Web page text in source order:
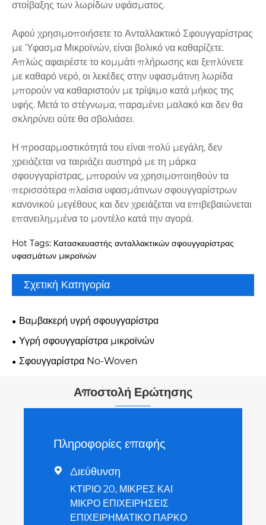
στοίβαξης των λωρίδων υφάσματος.
Αφού χρησιμοποιήσετε το Ανταλλακτικό Σφουγγαρίστρας
με Ύφασμα Μικροϊνών, είναι βολικό να καθαρίζετε.
Απλώς αφαιρέστε το κομμάτι πλήρωσης και ξεπλύνετε
με καθαρό νερό, οι λεκέδες στην υφασμάτινη λωρίδα
μπορούν να καθαριστούν με τρίψιμο κατά μήκος της
υφής. Μετά το στέγνωμα, παραμένει μαλακό και δεν θα
σκληρύνει ούτε θα σβολιάσει.
Η προσαρμοστικότητά του είναι πολύ μεγάλη, δεν
χρειάζεται να ταιριάζει αυστηρά με τη μάρκα
σφουγγαρίστρας, μπορούν να χρησιμοποιηθούν τα
περισσότερα πλαίσια υφασμάτινων σφουγγαρίστρων
κανονικού μεγέθους και δεν χρειάζεται να επιβεβαιώνεται
επανειλημμένα το μοντέλο κατά την αγορά.
Hot Tags: Κατασκευαστής ανταλλακτικών σφουγγαρίστρας
υφασμάτων μικροϊνών
Σχετική Κατηγορία
Βαμβακερή υγρή σφουγγαρίστρα
Υγρή σφουγγαρίστρα μικροϊνών
Σφουγγαρίστρα No-Woven
Αποστολή Ερώτησης
Πληροφορίες επαφής
 Διεύθυνση
ΚΤΙΡΙΟ 20, ΜΙΚΡΕΣ ΚΑΙ
ΜΙΚΡΟ ΕΠΙΧΕΙΡΗΣΕΙΣ
ΕΠΙΧΕΙΡΗΜΑΤΙΚΟ ΠΑΡΚΟ